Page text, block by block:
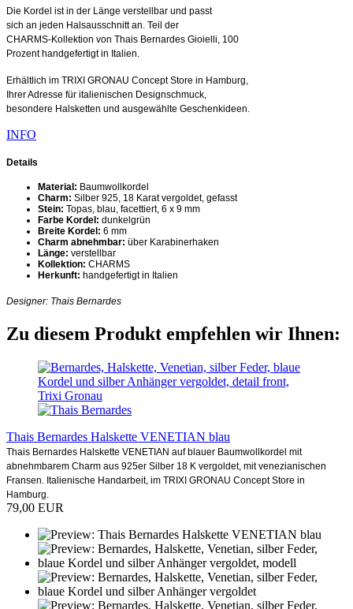
Die Kordel ist in der Länge verstellbar und passt
sich an jeden Halsausschnitt an. Teil der
CHARMS-Kollektion von Thais Bernardes Gioielli, 100
Prozent handgefertigt in Italien.
Erhältlich im TRIXI GRONAU Concept Store in Hamburg,
Ihrer Adresse für italienischen Designschmuck,
besondere Halsketten und ausgewählte Geschenkideen.
INFO
Details
Material: Baumwollkordel
Charm: Silber 925, 18 Karat vergoldet, gefasst
Stein: Topas, blau, facettiert, 6 x 9 mm
Farbe Kordel: dunkelgrün
Breite Kordel: 6 mm
Charm abnehmbar: über Karabinerhaken
Länge: verstellbar
Kollektion: CHARMS
Herkunft: handgefertigt in Italien
Designer: Thais Bernardes
Zu diesem Produkt empfehlen wir Ihnen:
Thais Bernardes Halskette VENETIAN blau
Thais Bernardes Halskette VENETIAN auf blauer Baumwollkordel mit
abnehmbarem Charm aus 925er Silber 18 K vergoldet, mit venezianischen
Fransen. Italienische Handarbeit, im TRIXI GRONAU Concept Store in
Hamburg.
79,00 EUR